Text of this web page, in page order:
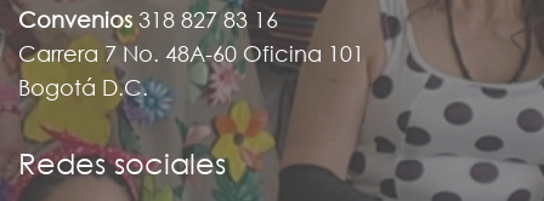
Convenios 318 827 83 16
Carrera 7 No. 48A-60 Oficina 101
Bogotá D.C.
Redes sociales